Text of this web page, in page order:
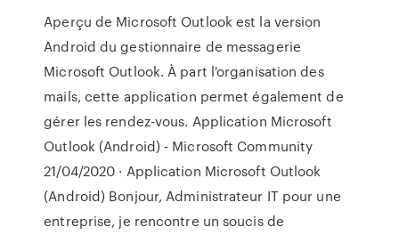
Aperçu de Microsoft Outlook est la version
Android du gestionnaire de messagerie
Microsoft Outlook. À part l'organisation des
mails, cette application permet également de
gérer les rendez-vous. Application Microsoft
Outlook (Android) - Microsoft Community
21/04/2020 · Application Microsoft Outlook
(Android) Bonjour, Administrateur IT pour une
entreprise, je rencontre un soucis de